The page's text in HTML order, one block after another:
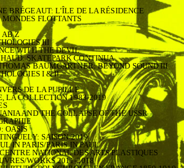
BRÉGEAUT: L’ÎLE DE LA RÉSIDENCE
FLOTTANTS
AB Z
III
WITH THE DEVIL
SKATEPARK CONTINUA
BAUMGARTNER: BEYOND SOUND III
I & II
DE LA PUPILLE
LA COLLECTION 1983-2019
AND THE COLLAPSE OF THE USSR
OASIS
SAISON 2019
IN PARIS/PARIS IN PAUL
NATIONAL DES ARTS PLASTIQUES
WORKS 2011-2018